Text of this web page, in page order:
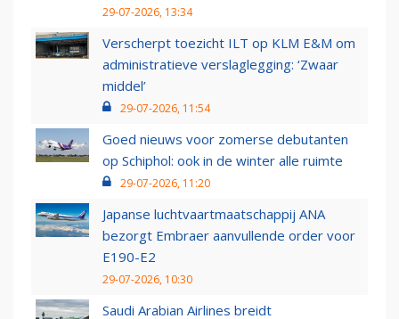
29-07-2026, 13:34
Verscherpt toezicht ILT op KLM E&M om
administratieve verslaglegging: ‘Zwaar
middel’
29-07-2026, 11:54
Goed nieuws voor zomerse debutanten
op Schiphol: ook in de winter alle ruimte
29-07-2026, 11:20
Japanse luchtvaartmaatschappij ANA
bezorgt Embraer aanvullende order voor
E190-E2
29-07-2026, 10:30
Saudi Arabian Airlines breidt